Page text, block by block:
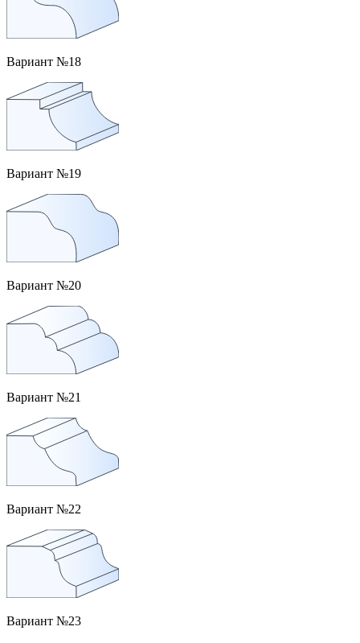
Вариант №18
Вариант №19
Вариант №20
Вариант №21
Вариант №22
Вариант №23